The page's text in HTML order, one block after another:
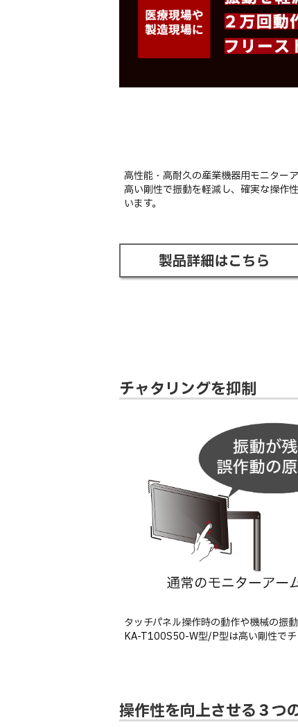
高性能・高耐久の産業機器用モニターア
高い剛性で振動を軽減し、確実な操作
います。
製品詳細はこちら
チャタリングを抑制
タッチパネル操作時の動作や機械の振
KA-T100S50-W型/P型は高い剛性でチ
操作性を向上させる３つ